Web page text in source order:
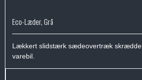
Eco-Læder, Grå
Lækkert slidstærk sædeovertræk
varebil.